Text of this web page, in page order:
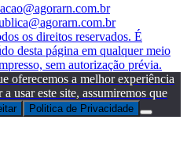
os direitos reservados. É
desta página em qualquer meio
sem autorização prévia.
oferecemos a melhor experiência
usar este site, assumiremos que
Politica de Privacidade